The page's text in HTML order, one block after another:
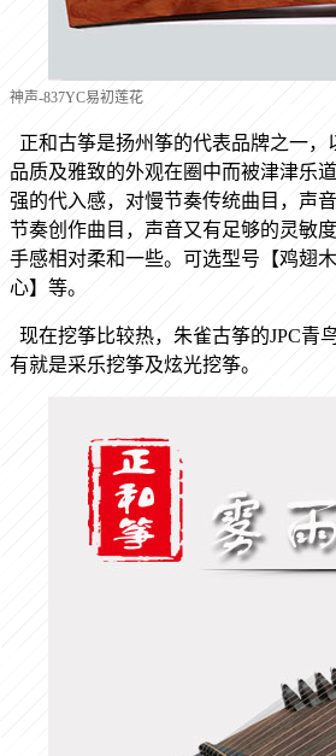
神声-837YC易初莲花
正和古筝是扬州筝的代表品牌之一，
品质及雅致的外观在圈中而被津津乐
强的代入感，对慢节奏传统曲目，声
节奏创作曲目，声音又有足够的灵敏
手感相对柔和一些。 可选型号【鸡翅
心】等。
现在挖筝比较热，朱雀古筝的JPC青
有就是采乐挖筝及炫光挖筝。